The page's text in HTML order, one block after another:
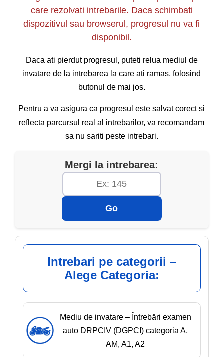
auto autorizat sau solicită remorcarea vehiculului
la cel mai apropiat centru de service specializat.
care rezolvati intrebarile. Daca schimbati
dispozitivul sau browserul, progresul nu va fi
disponibil.
Daca ati pierdut progresul, puteti relua mediul de
invatare de la intrebarea la care ati ramas, folosind
butonul de mai jos.
Pentru a va asigura ca progresul este salvat corect si
reflecta parcursul real al intrebarilor, va recomandam
sa nu sariti peste intrebari.
Mergi la intrebarea:
Go
Intrebari pe categorii –
Alege Categoria:
Mediu de invatare – Întrebări examen
auto DRPCIV (DGPCI) categoria A,
AM, A1, A2